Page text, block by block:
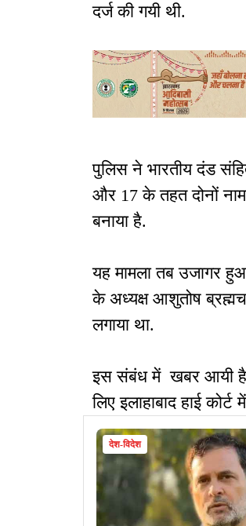
दर्ज की गयी थी.
पुलिस ने भारतीय दंड
और 17 के तहत दोनों
बनाया है.
यह मामला तब उजागर
के अध्यक्ष आशुतोष
लगाया था.
इस संबंध में खबर आयी है
लिए इलाहाबाद हाई
देश-विदेश